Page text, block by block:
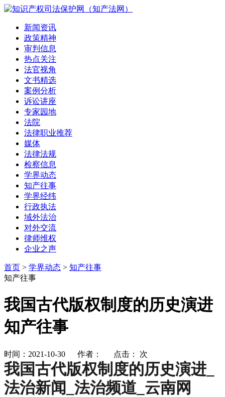
新闻资讯
政策精神
审判信息
热点关注
法官视角
文书精选
案例分析
诉讼讲座
专家园地
法院
法律职业推荐
媒体
法律法规
检察信息
学界动态
知产往事
学界经纬
行政执法
域外法治
对外交流
律师维权
企业之声
首页 > 学界动态 > 知产往事
知产往事
我国古代版权制度的历史演进
知产往事
时间：2021-10-30 作者： 点击： 次
我国古代版权制度的历史演进_
法治新闻_法治频道_云南网